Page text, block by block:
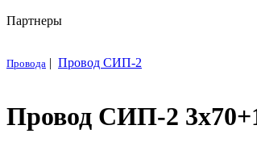
Партнеры
Провода | Провод СИП-2
Провод СИП-2